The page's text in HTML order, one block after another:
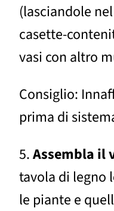
(lasciandole
casette-
vasi con altro
Consiglio:
prima di
5.Assembla il
tavola di legno
le piante e